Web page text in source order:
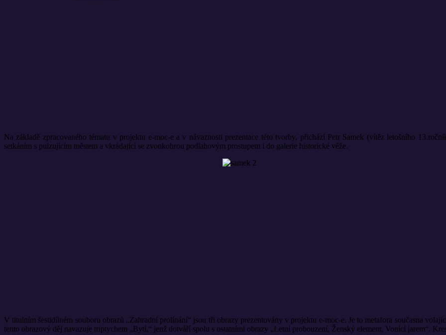
Na základě zpracovaného tématu v projektu e-moc-e a v návaznosti prezentace této tvorby, přichází Petr Samek (vítěz letošního
setkáním s pulzujícím městem a vkrádající se zvonkohrou podlahovým prostupem i do galerie historické věže.
V titulním šestidílném souboru obrazů „Zahradní prolínání“ jsou tři obrazy prezentovány v projektu e-moc-e. Je to metafora současna
tento obrazový děj navazuje triptychem „Bytí,“ jenž dotváří spolu s ostatními obrazy „Letní probouzení, Ženský element, Vonící jarem“.